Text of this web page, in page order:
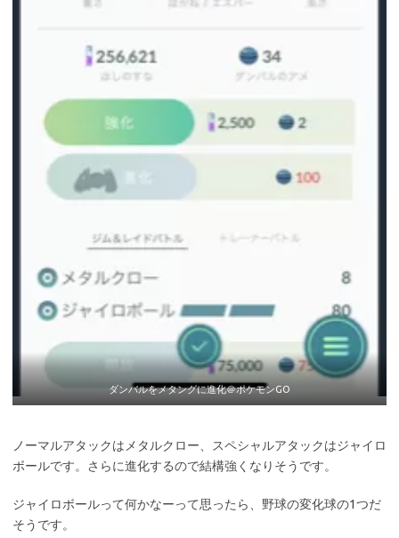
ダンバルをメタングに進化＠ポケモンGO
ノーマルアタックはメタルクロー、スペシャルアタックはジャイロ
ボールです。さらに進化するので結構強くなりそうです。
ジャイロボールって何かなーって思ったら、野球の変化球の1つだ
そうです。